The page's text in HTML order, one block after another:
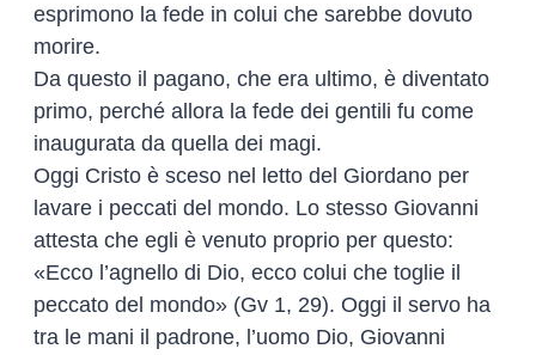
esprimono la fede in colui che sarebbe dovuto
morire.
Da questo il pagano, che era ultimo, è diventato
primo, perché allora la fede dei gentili fu come
inaugurata da quella dei magi.
Oggi Cristo è sceso nel letto del Giordano per
lavare i peccati del mondo. Lo stesso Giovanni
attesta che egli è venuto proprio per questo:
«Ecco l’agnello di Dio, ecco colui che toglie il
peccato del mondo» (Gv 1, 29). Oggi il servo ha
tra le mani il padrone, l’uomo Dio, Giovanni